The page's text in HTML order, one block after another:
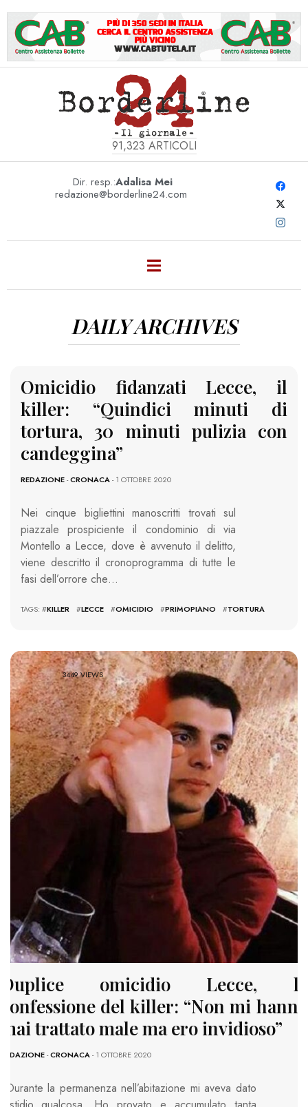
91,323 ARTICOLI
Dir. resp.:Adalisa Mei
redazione@borderline24.com
DAILY ARCHIVES
Omicidio fidanzati Lecce, il
killer: “Quindici minuti di
tortura, 30 minuti pulizia con
candeggina”
REDAZIONE-CRONACA- 1 OTTOBRE 2020
Nei cinque bigliettini manoscritti trovati sul
piazzale prospiciente il condominio di via
Montello a Lecce, dove è avvenuto il delitto,
viene descritto il cronoprogramma di tutte le
fasi dell’orrore che…
TAGS: #KILLER #LECCE #OMICIDIO #PRIMOPIANO #TORTURA
3449 VIEWS
Duplice omicidio Lecce, la
confessione del killer: “Non mi hanno
mai trattato male ma ero invidioso”
REDAZIONE-CRONACA- 1 OTTOBRE 2020
«Durante la permanenza nell’abitazione mi aveva dato